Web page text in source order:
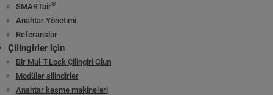
SMARTair®
Anahtar Yönetimi
Referanslar
Çilingirler için
Bir Mul-T-Lock Çilingiri Olun
Modüler silindirler
Anahtar kesme makineleri